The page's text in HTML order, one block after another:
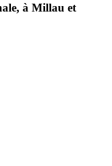
à Millau et